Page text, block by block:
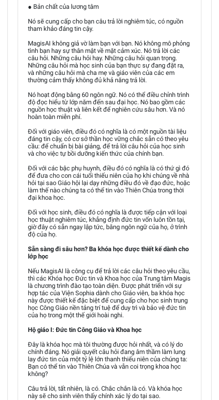
● Bản chất của lương tâm
Nó sẽ cung cấp cho bạn câu trả lời nghiêm túc, có nguồn
tham khảo đáng tin cậy.
MagisAI không giả vờ làm bạn với bạn. Nó không mô phỏng
tình bạn hay sự thân mật về mặt cảm xúc. Nó trả lời các
câu hỏi. Những câu hỏi hay. Những câu hỏi quan trọng.
Những câu hỏi mà học sinh của bạn thực sự đang đặt ra,
và những câu hỏi mà cha mẹ và giáo viên của các em
thường cảm thấy không đủ khả năng trả lời.
Nó hoạt động bằng 60 ngôn ngữ. Nó có thể điều chỉnh trình
độ đọc hiểu từ lớp năm đến sau đại học. Nó bao gồm các
nguồn học thuật và liên kết để nghiên cứu sâu hơn. Và nó
hoàn toàn miễn phí.
Đối với giáo viên, điều đó có nghĩa là có một nguồn tài liệu
đáng tin cậy, có cơ sở thần học vững chắc sẵn có theo yêu
cầu: để chuẩn bị bài giảng, để trả lời câu hỏi của học sinh
và cho việc tự bồi dưỡng kiến thức của chính bạn.
Đối với các bậc phụ huynh, điều đó có nghĩa là có thứ gì đó
để đưa cho con cái tuổi thiếu niên của họ khi chúng về nhà
hỏi tại sao Giáo hội lại dạy những điều đó về đạo đức, hoặc
làm thế nào chúng ta có thể tin vào Thiên Chúa trong thời
đại khoa học.
Đối với học sinh, điều đó có nghĩa là được tiếp cận với loại
học thuật nghiêm túc, khẳng định đức tin vốn luôn tồn tại,
giờ đây có sẵn ngay lập tức, bằng ngôn ngữ của họ, ở trình
độ của họ.
Sẵn sàng đi sâu hơn? Ba khóa học được thiết kế dành cho
lớp học
Nếu MagisAI là công cụ để trả lời các câu hỏi theo yêu cầu,
thì các Khóa học Đức tin và Khoa học của Trung tâm Magis
là chương trình đào tạo toàn diện. Được phát triển với sự
hợp tác của Viện Sophia dành cho Giáo viên, ba khóa học
này được thiết kế đặc biệt để cung cấp cho học sinh trung
học Công Giáo nền tảng trí tuệ để duy trì và bảo vệ đức tin
của họ trong một thế giới hoài nghi.
Hộ giáo I: Đức tin Công Giáo và Khoa học
Đây là khóa học mà tôi thường được hỏi nhất, và có lý do
chính đáng. Nó giải quyết câu hỏi đang âm thầm làm lung
lay đức tin của một tỷ lệ lớn thanh thiếu niên của chúng ta:
Bạn có thể tin vào Thiên Chúa và vẫn coi trọng khoa học
không?
Câu trả lời, tất nhiên, là có. Chắc chắn là có. Và khóa học
này sẽ cho sinh viên thấy chính xác lý do tại sao.